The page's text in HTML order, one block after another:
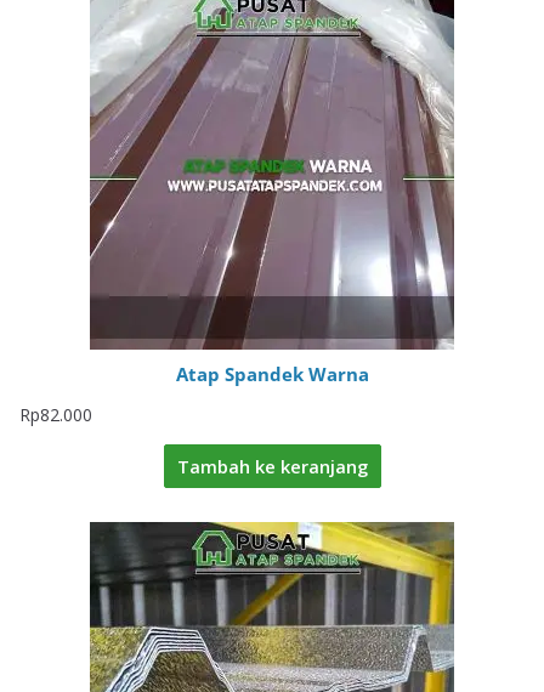
Atap Spandek Warna
Rp82.000
Tambah ke keranjang